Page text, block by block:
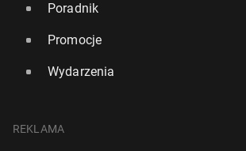
Poradnik
Promocje
Wydarzenia
REKLAMA